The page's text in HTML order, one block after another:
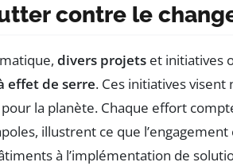
contre le
divers projets et initiatives
effet de serre. Ces initiatives
pour la planète. Chaque effort
illustrent ce que
à l’implémentation de